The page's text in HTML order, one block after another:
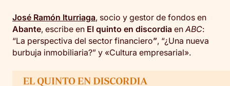
José Ramón Iturriaga, socio y gestor de fondos en
Abante, escribe en El quinto en discordia enABC:
“La perspectiva del sector financiero”, “¿Una nueva
burbuja inmobiliaria?” y «Cultura empresarial».